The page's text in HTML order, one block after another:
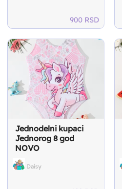
900 RSD
Jednodelni kupaci
Jednorog 8 god
NOVO
Daisy